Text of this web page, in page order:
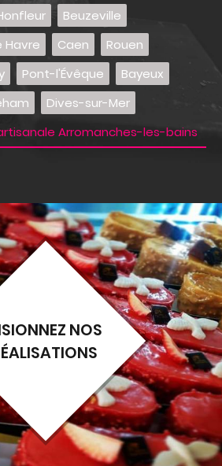
Beuzeville
Havre Caen
Rouen
Pont-l'Évêque
Bayeux
Dives-sur-Mer
Arromanches-les-bains
NOS